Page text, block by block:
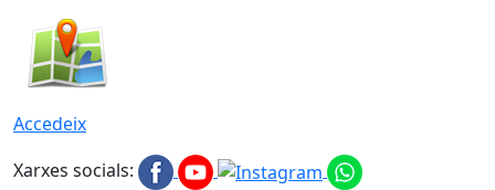
Accedeix
Xarxes socials: